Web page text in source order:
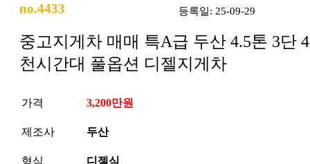
no.4433 등록일: 25-09-29
중고지게차 매매 특A급 두산 4.5톤 3단 4
천시간대 풀옵션 디젤지게차
가격 3,200만원
제조사 두산
형식 디젤식